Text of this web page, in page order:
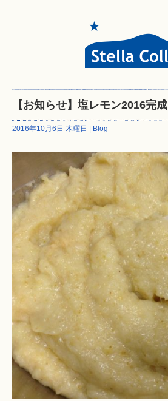
【お知らせ】塩レモン2016完成
2016年10月6日 木曜日 | Blog